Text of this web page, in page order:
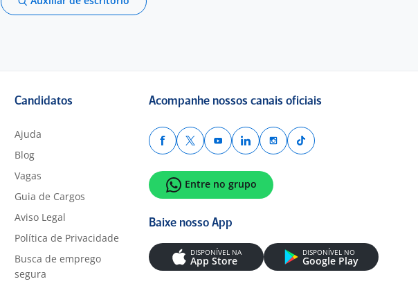
Candidatos
Ajuda
Blog
Vagas
Guia de Cargos
Aviso Legal
Política de Privacidade
Busca de emprego
segura
Acompanhe nossos canais oficiais
Entre no grupo
Baixe nosso App
DISPONÍVEL NA
App Store
DISPONÍVEL NO
Google Play